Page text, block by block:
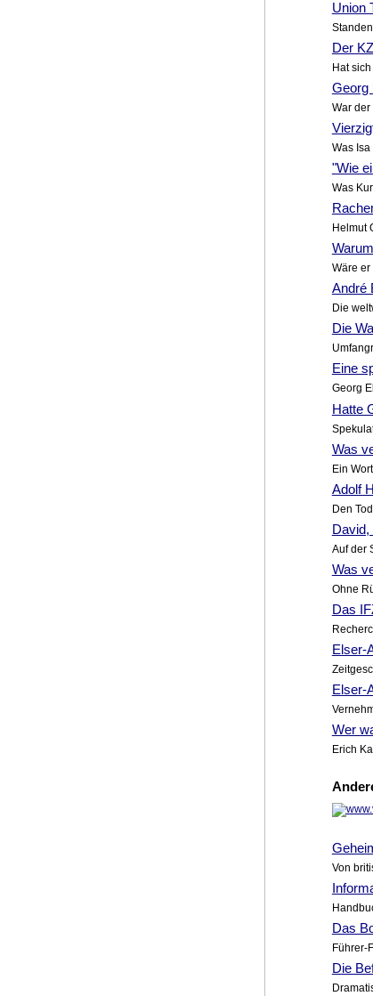
Union
Der
Hat
Georg
War
Was
"Wie
Was
Helmut
Wäre
André
Die
Die
Eine
Georg
Hatte
Was
Ein
Adolf
Den
David,
Auf der
Was
Ohne
Das
Elser-
Elser-
Wer
Erich
Von
Das
Führer-
Die